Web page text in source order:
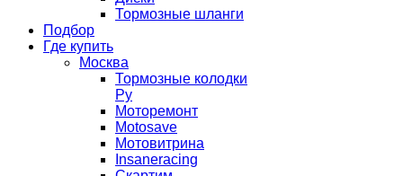
Тормозные шланги
Подбор
Где купить
Москва
Тормозные колодки
Ру
Моторемонт
Motosave
Мотовитрина
Insaneracing